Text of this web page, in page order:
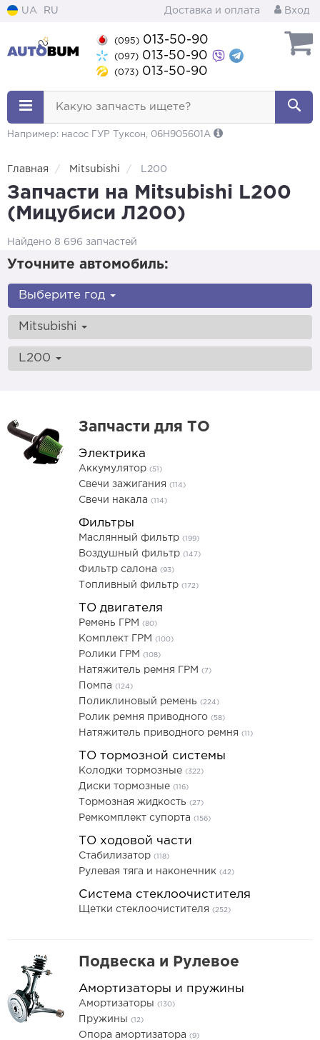
UA RU Доставка и оплата Вход
(095) 013-50-90
(097) 013-50-90
(073) 013-50-90
Какую запчасть ищете?
Например: насос ГУР Туксон, 06H905601A
Главная Mitsubishi L200
Запчасти на Mitsubishi L200
(Мицубиси Л200)
Найдено 8 696 запчастей
Уточните автомобиль:
Выберите год
Mitsubishi
L200
Запчасти для ТО
Электрика
Аккумулятор (51)
Свечи зажигания (114)
Свечи накала (114)
Фильтры
Маслянный фильтр (199)
Воздушный фильтр (147)
Фильтр салона (93)
Топливный фильтр (172)
ТО двигателя
Ремень ГРМ (80)
Комплект ГРМ (100)
Ролики ГРМ (108)
Натяжитель ремня ГРМ (7)
Помпа (124)
Поликлиновый ремень (224)
Ролик ремня приводного (58)
Натяжитель приводного ремня (11)
ТО тормозной системы
Колодки тормозные (322)
Диски тормозные (116)
Тормозная жидкость (27)
Ремкомплект супорта (156)
ТО ходовой части
Стабилизатор (118)
Рулевая тяга и наконечник (42)
Система стеклоочистителя
Щетки стеклоочистителя (252)
Подвеска и Рулевое
Амортизаторы и пружины
Амортизаторы (130)
Пружины (12)
Опора амортизатора (9)